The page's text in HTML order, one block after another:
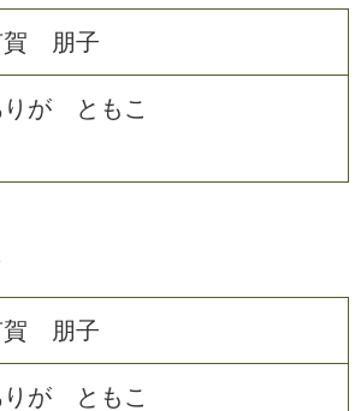
賀 朋子
りが ともこ
賀 朋子
りが ともこ